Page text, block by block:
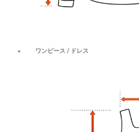
ワンピース / ドレス